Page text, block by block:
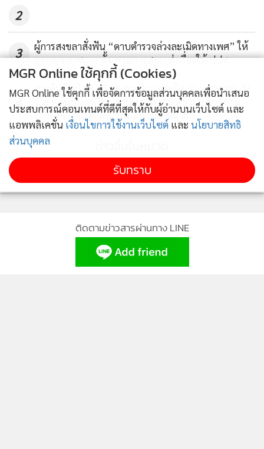
2
3
ผู้การสงขลาสั่งฟัน “ดาบตำรวจล่วงละเมิดทางเพศ” ให้
ออกจากราชการ ตั้งกรรมการสอบ ส่งเรื่องให้ ปปช.
4
ทวงคืนผืนป่า 8 +5 จุด ทางขึ้น "พระใหญ่" บุกรุกกว่า 40
ราย แต่นกรู้ปิดเงียบ ส่วนหาดพาราไดซ์ และชายหาด
ใกล้เคียง ต้องดูเจตนารมณ์ของกฎหมาย
ติดตามข่าวสารผ่านทาง LINE
MGR Online ใช้คุกกี้ (Cookies)
MGR Online ใช้คุกกี้ เพื่อจัดการข้อมูลส่วนบุคคลเพื่อนำเสนอ
ประสบการณ์คอนเทนต์ที่ดีที่สุดให้กับผู้อ่านบนเว็บไซต์ และ
แอพพลิเคชั่น เงื่อนไขการใช้งานเว็บไซต์ และ นโยบายสิทธิ
ส่วนบุคคล
รับทราบ